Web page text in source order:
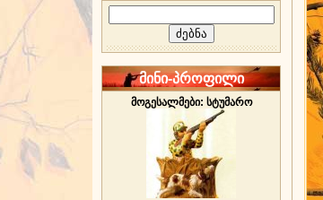
მინი-პროფილი
მოგესალმები: სტუმარო